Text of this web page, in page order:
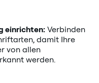
einrichten: Verbinden
damit Ihre
von allen
werden.